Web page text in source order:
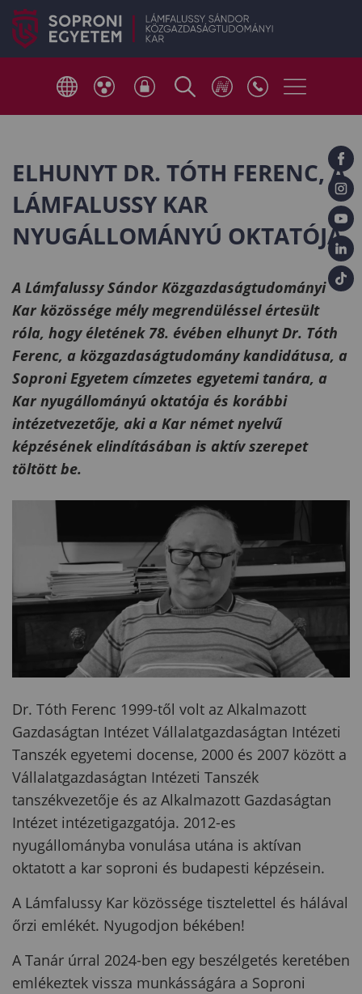
ELHUNYT DR. TÓTH FERENC, A
LÁMFALUSSY KAR
NYUGÁLLOMÁNYÚ OKTATÓJA
A Lámfalussy Sándor Közgazdaságtudományi
Kar közössége mély megrendüléssel értesült
róla, hogy életének 78. évében elhunyt Dr. Tóth
Ferenc, a közgazdaságtudomány kandidátusa, a
Soproni Egyetem címzetes egyetemi tanára, a
Kar nyugállományú oktatója és korábbi
intézetvezetője, aki a Kar német nyelvű
képzésének elindításában is aktív szerepet
töltött be.
Dr. Tóth Ferenc 1999-től volt az Alkalmazott
Gazdaságtan Intézet Vállalatgazdaságtan Intézeti
Tanszék egyetemi docense, 2000 és 2007 között a
Vállalatgazdaságtan Intézeti Tanszék
tanszékvezetője és az Alkalmazott Gazdaságtan
Intézet intézetigazgatója. 2012-es
nyugállományba vonulása utána is aktívan
oktatott a kar soproni és budapesti képzésein.
A Lámfalussy Kar közössége tisztelettel és hálával
őrzi emlékét. Nyugodjon békében!
A Tanár úrral 2024-ben egy beszélgetés keretében
emlékeztek vissza munkásságára a Soproni